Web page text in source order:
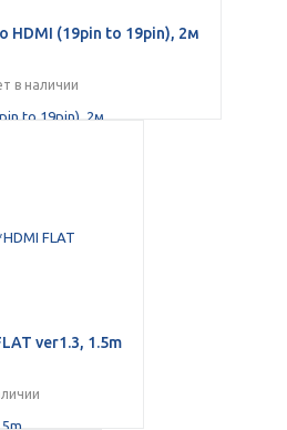
HDMI (19pin to 19pin), 2м
в наличии
ver1.3, 1.5m